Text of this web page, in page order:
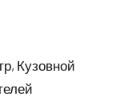
Кузовной